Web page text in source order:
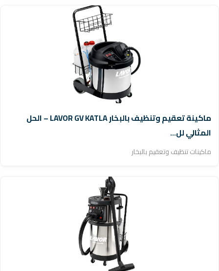
ماكينة تعقيم وتنظيف بالبخار LAVOR GV KATLA – الحل
المثالي لل...
ماكينات تنظيف وتعقيم بالبخار